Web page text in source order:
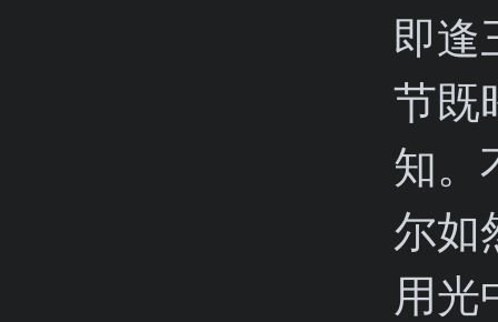
即逢
节既
知。
尔如
用光